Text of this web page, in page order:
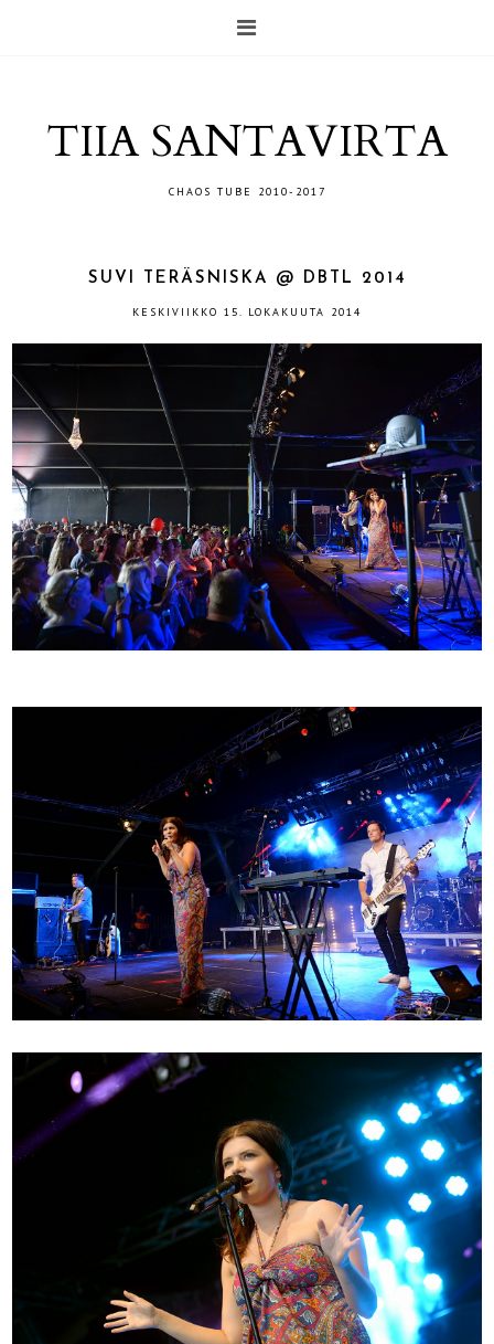
TIIA SANTAVIRTA
CHAOS TUBE 2010-2017
SUVI TERÄSNISKA @ DBTL 2014
KESKIVIIKKO 15. LOKAKUUTA 2014